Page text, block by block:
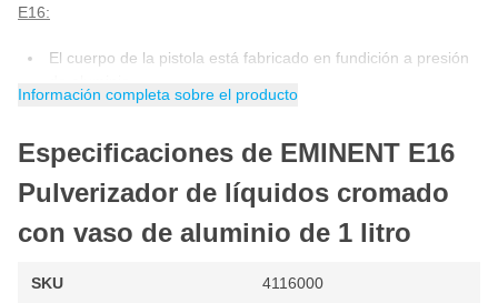
E16:
El cuerpo de la pistola está fabricado en fundición a presión
La longitud de la boquilla es de 260 mm
rosca
Peso: 950g.
¡Todas las piezas del pulverizador de líquidos EMINENT E16
Información completa sobre el producto
Especificaciones de EMINENT E16
Pulverizador de líquidos cromado
con vaso de aluminio de 1 litro
SKU 4116000